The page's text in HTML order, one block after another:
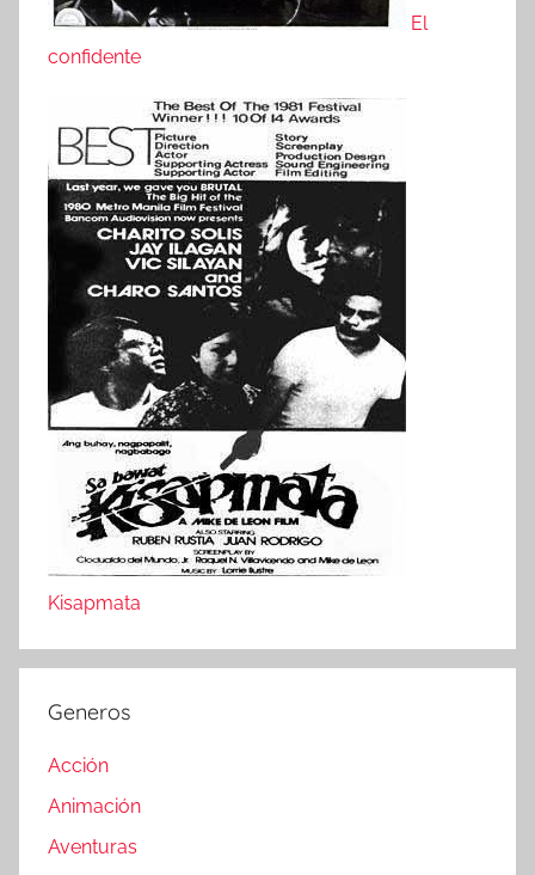
El
confidente
Kisapmata
Generos
Acción
Animación
Aventuras